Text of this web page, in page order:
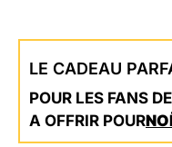
LE CADEAU
POUR LES FANS DE
A OFFRIR POUR